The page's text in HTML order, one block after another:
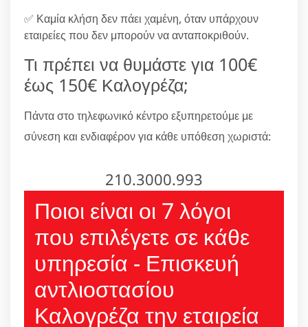
✅ Καμία κλήση δεν πάει χαμένη, όταν υπάρχουν
εταιρείες που δεν μπορούν να ανταποκριθούν.
Τι πρέπει να θυμάστε για 100€
έως 150€ Καλογρέζα;
Πάντα στο τηλεφωνικό κέντρο εξυπηρετούμε με
σύνεση και ενδιαφέρον για κάθε υπόθεση χωριστά:
210.3000.993
Ποιοι είναι οι 7 λόγοι
που επιλέγετε σε κάθε
υπηρεσία - Επισκευή
αντλιοστασίου
Καλογρέζα την εταιρεία